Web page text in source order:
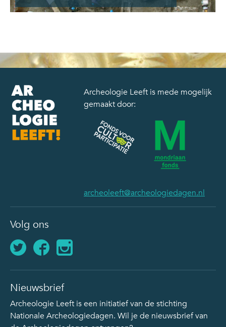
Archeologie Leeft is mede mogelijk
gemaakt door:
archeoleeft@archeologiedagen.nl
Volg ons
Nieuwsbrief
Archeologie Leeft is een initiatief van de stichting
Nationale Archeologiedagen. Wil je de nieuwsbrief van